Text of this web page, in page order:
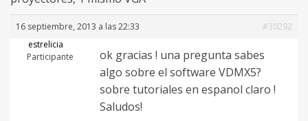
Contacto
Entrar
16 septiembre, 2013 a las 22:33
#30292
estrelicia
Participante
ok gracias ! una pregunta sabes
algo sobre el software VDMX5?
sobre tutoriales en espanol claro !
Saludos!